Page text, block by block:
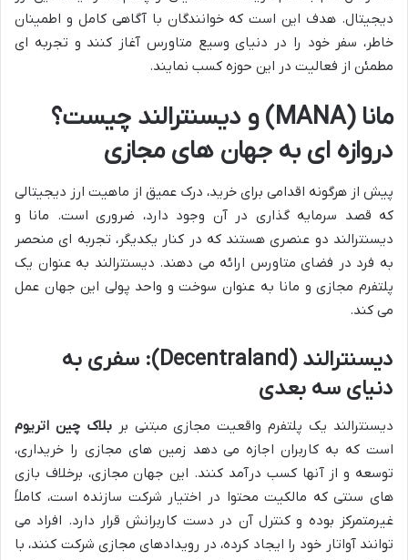
دیجیتال. هدف این است که خوانندگان با آگاهی کامل و اطمینان
خاطر، سفر خود را در دنیای وسیع متاورس آغاز کنند و تجربه ای
مطمئن از فعالیت در این حوزه کسب نمایند.
مانا (MANA) و دیسنترالند چیست؟
دروازه ای به جهان های مجازی
پیش از هرگونه اقدامی برای خرید، درک عمیق از ماهیت ارز دیجیتالی
که قصد سرمایه گذاری در آن وجود دارد، ضروری است. مانا و
دیسنترالند دو عنصری هستند که در کنار یکدیگر، تجربه ای منحصر
به فرد در فضای متاورس ارائه می دهند. دیسنترالند به عنوان یک
پلتفرم مجازی و مانا به عنوان سوخت و واحد پولی این جهان عمل
می کند.
دیسنترالند (Decentraland): سفری به
دنیای سه بعدی
دیسنترالند یک پلتفرم واقعیت مجازی مبتنی بربلاک چین اتریوم
است که به کاربران اجازه می دهد زمین های مجازی را خریداری،
توسعه و از آنها کسب درآمد کنند. این جهان مجازی، برخلاف بازی
های سنتی که مالکیت محتوا در اختیار شرکت سازنده است، کاملاً
غیرمتمرکز بوده و کنترل آن در دست کاربرانش قرار دارد. افراد می
توانند آواتار خود را ایجاد کرده، در رویدادهای مجازی شرکت کنند، با